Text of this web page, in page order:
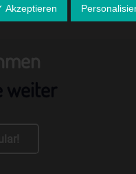
ausgeführte Vorgang oder
Anpassung oder
eine andere Form der
Verknüpfung, die
d) Einschränkung
Einschränkung der
personenbezogener
Akzeptieren